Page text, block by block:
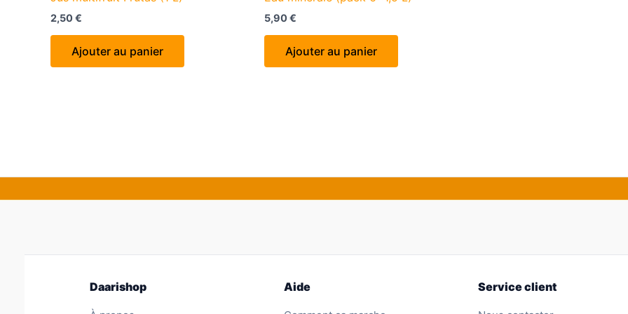
2,50€
Ajouter au panier
5,90€
Ajouter au panier
Daarishop Aide Service client